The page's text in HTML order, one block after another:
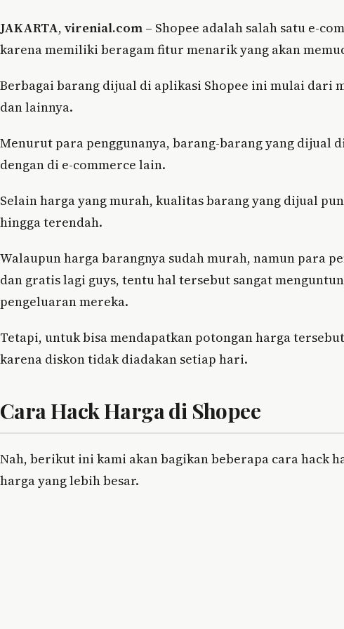
JAKARTA, virenial.com – Shopee adalah salah satu e-
karena memiliki beragam fitur menarik yang akan
Berbagai barang dijual di aplikasi Shopee ini mulai dari
dan lainnya.
Menurut para penggunanya, barang-barang yang dijual
dengan di e-commerce lain.
Selain harga yang murah, kualitas barang yang dijual
hingga terendah.
Walaupun harga barangnya sudah murah, namun para
dan gratis lagi guys, tentu hal tersebut sangat
pengeluaran mereka.
Tetapi, untuk bisa mendapatkan potongan harga
karena diskon tidak diadakan setiap hari.
Cara Hack Harga di Shopee
Nah, berikut ini kami akan bagikan beberapa cara hack
harga yang lebih besar.